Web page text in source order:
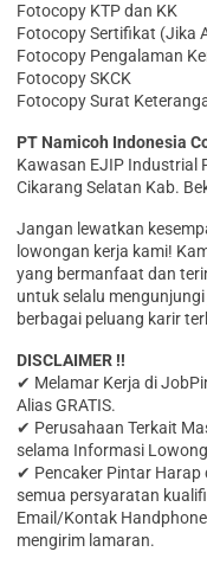
Fotocopy KTP dan KK
Fotocopy Sertifikat (Jika
Fotocopy Pengalaman
Fotocopy SKCK
Fotocopy Surat
PT Namicoh Indonesia
Kawasan EJIP Industrial
Cikarang Selatan Kab.
Jangan lewatkan
lowongan kerja kami!
yang bermanfaat dan
untuk selalu
berbagai peluang karir
DISCLAIMER !!
✔ Melamar Kerja di
Alias GRATIS.
✔ Perusahaan Terkait
selama Informasi
✔ Pencaker Pintar Harap
semua persyaratan
Email/Kontak
mengirim lamaran.